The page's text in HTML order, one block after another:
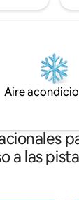
Aire
a las